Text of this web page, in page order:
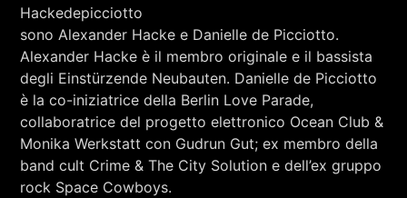
Hackedepicciotto
sono Alexander Hacke e Danielle de Picciotto.
Alexander Hacke è il membro originale e il bassista
degli Einstürzende Neubauten. Danielle de Picciotto
è la co-iniziatrice della Berlin Love Parade,
collaboratrice del progetto elettronico Ocean Club &
Monika Werkstatt con Gudrun Gut; ex membro della
band cult Crime & The City Solution e dell’ex gruppo
rock Space Cowboys.